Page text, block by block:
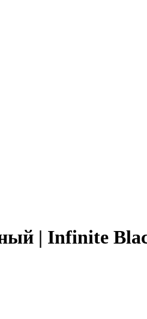
| Infinite